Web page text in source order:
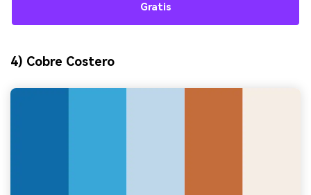
Gratis
4) Cobre Costero